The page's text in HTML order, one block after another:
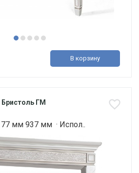
В корзину
Бристоль ГМ
мм 937 мм · Испол..